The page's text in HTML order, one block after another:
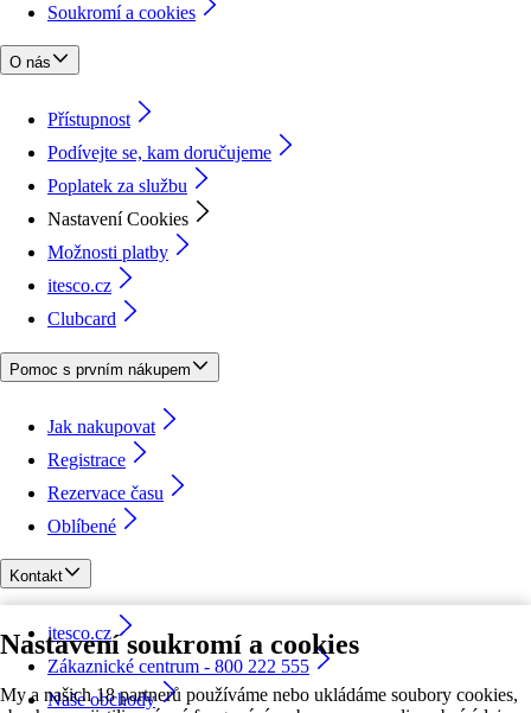
Nastavení soukromí a cookies
My a našich 18 partnerů používáme nebo ukládáme soubory cookies,
Soukromí a cookies
O nás
Přístupnost
Podívejte se, kam doručujeme
Poplatek za službu
Nastavení Cookies
Možnosti platby
itesco.cz
Clubcard
Pomoc s prvním nákupem
Jak nakupovat
Registrace
Rezervace času
Oblíbené
Kontakt
itesco.cz
Zákaznické centrum - 800 222 555
Naše obchody